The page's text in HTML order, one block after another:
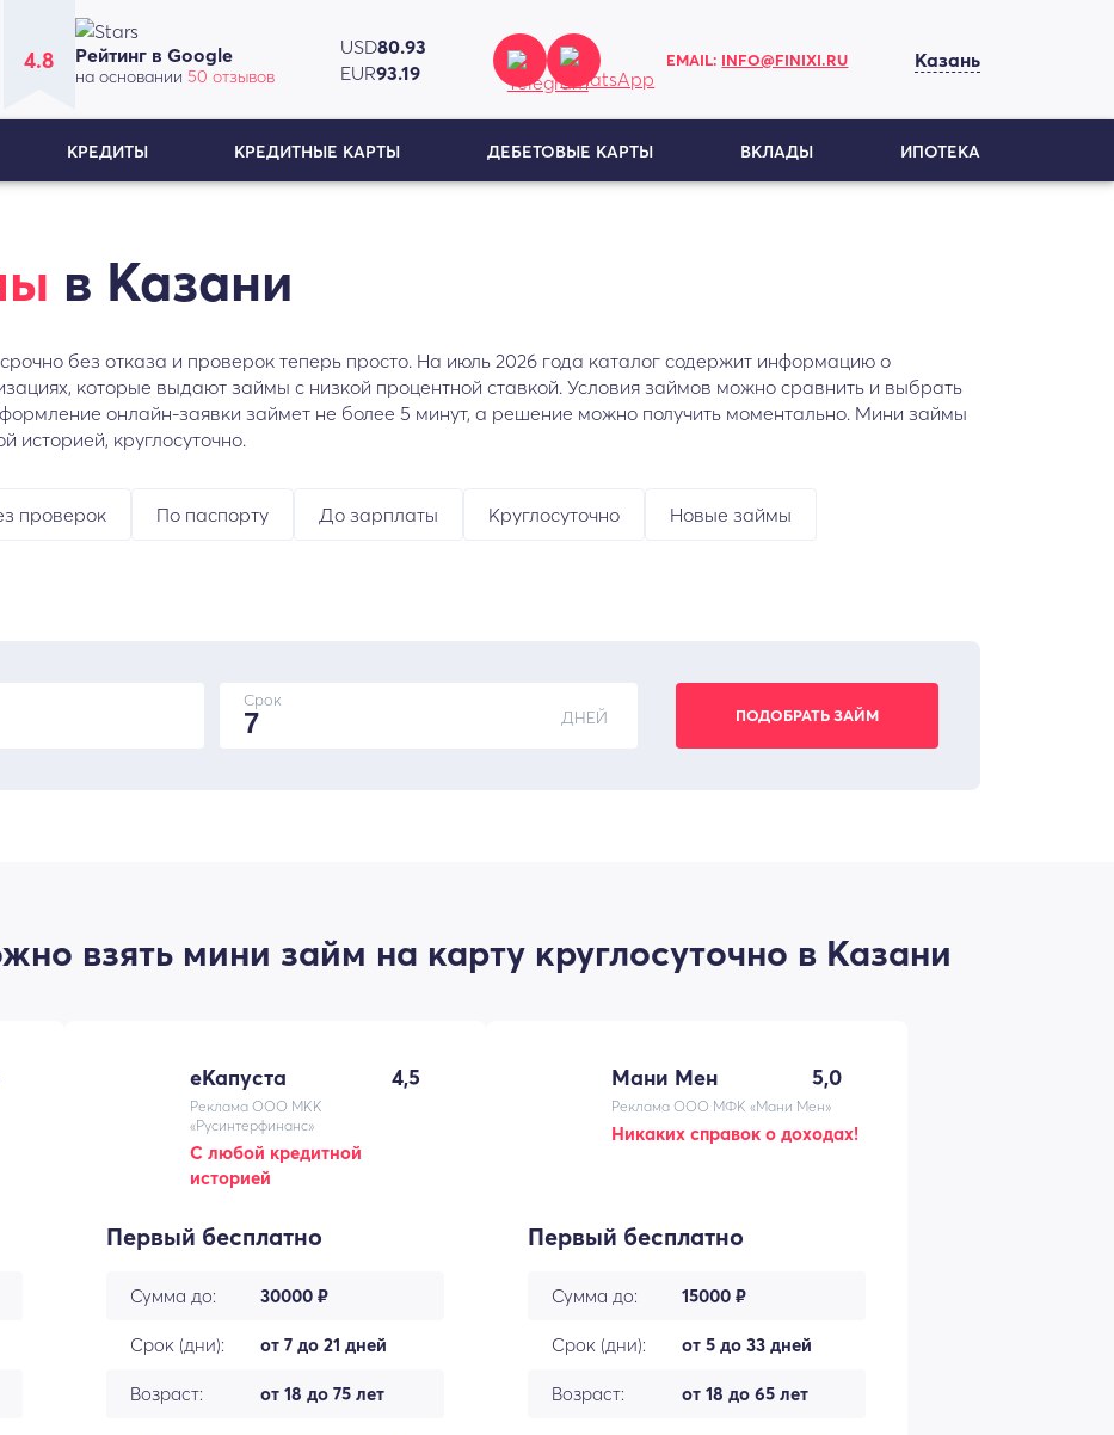
4.8 Рейтинг в Google
на основании 50 отзывов
USD80.93
EUR93.19
EMAIL: INFO@FINIXI.RU Казань
КРЕДИТЫ КРЕДИТНЫЕ КАРТЫ ДЕБЕТОВЫЕ КАРТЫ ВКЛАДЫ ИПОТЕКА
в Казани
без отказа и проверок теперь просто. На июль 2026 года каталог содержит информацию о
которые выдают займы с низкой процентной ставкой. Условия займов можно сравнить и выбрать
онлайн-заявки займет не более 5 минут, а решение можно получить моментально. Мини займы
круглосуточно.
проверок По паспорту До зарплаты Круглосуточно Новые займы
Срок
ДНЕЙ
взять мини займ на карту круглосуточно в Казани
еКапуста 4,5
Реклама ООО МКК
«Русинтерфинанс»
С любой кредитной
историей
Первый бесплатно
Сумма до: 30000 ₽
Срок (дни): от 7 до 21 дней
Возраст: от 18 до 75 лет
Мани Мен 5,0
Реклама ООО МФК «Мани Мен»
Никаких справок о доходах!
Первый бесплатно
Сумма до: 15000 ₽
Срок (дни): от 5 до 33 дней
Возраст: от 18 до 65 лет